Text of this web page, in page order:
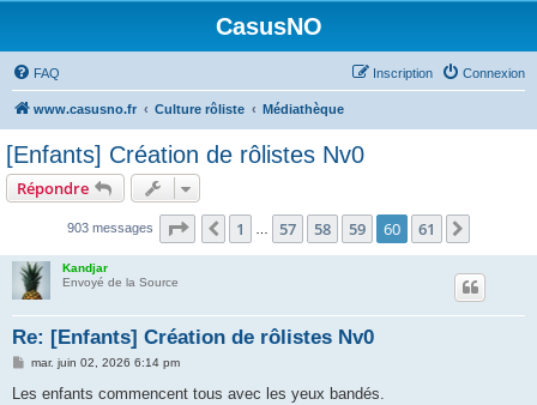
CasusNO
FAQ Connexion
Inscription
www.casusno.fr Culture rôliste Médiathèque
[Enfants] Création de rôlistes Nv0
Répondre
903 messages Page 60 sur 61
Précédent
1 57 58 59 60 61
Kandjar
Envoyé de la Source
Re: [Enfants] Création de rôlistes Nv0
M
s
mar. juin 02, 2026 6:14 pm
Les enfants commencent tous avec les yeux bandés.